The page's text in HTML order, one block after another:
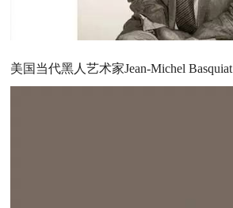
美国当代黑人艺术家Jean-Michel Basquiat